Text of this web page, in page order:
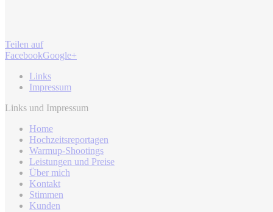
Teilen auf
FacebookGoogle+
Links
Impressum
Links und Impressum
Home
Hochzeitsreportagen
Warmup-Shootings
Leistungen und Preise
Über mich
Kontakt
Stimmen
Kunden